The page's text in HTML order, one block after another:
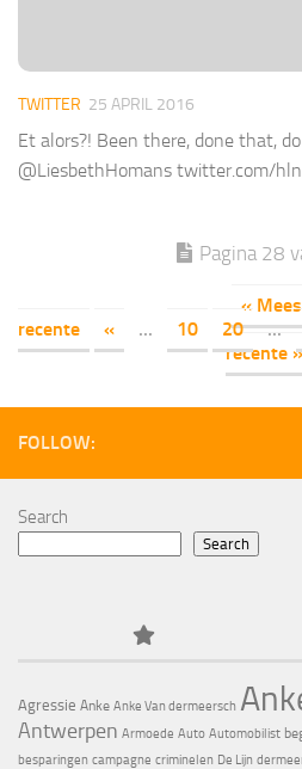
TWITTER 25 APRIL 2016
Et alors?! Been there, done that,
@LiesbethHomans twitter.com/
Pagina 28
«
recente
« ... 10 20 ...
recente »
FOLLOW:
Search
Search
Agressie Anke Anke Van dermeersch
Antwerpen Armoede Auto Automobilist
besparingen campagne criminelen De Lijn